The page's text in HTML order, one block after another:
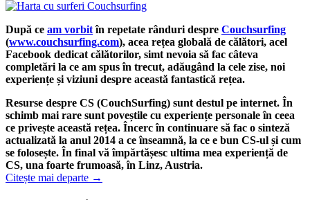
După ce am vorbitîn repetate rânduri despre Couchsurfing
(www.couchsurfing.com), acea rețea globală de călători, acel
Facebook dedicat călătorilor, simt nevoia să fac câteva
completări la ce am spus în trecut, adăugând la cele zise, noi
experiențe și viziuni despre această fantastică rețea.
Resurse despre CS (CouchSurfing) sunt destul pe internet. În
schimb mai rare sunt poveștile cu experiențe personale în ceea
ce privește această rețea. Încerc în continuare să fac o sinteză
actualizată la anul 2014 a ce înseamnă, la ce e bun CS-ul și cum
se folosește. În final vă împărtășesc ultima mea experiență de
CS, una foarte frumoasă, în Linz, Austria.
Citește mai departe →